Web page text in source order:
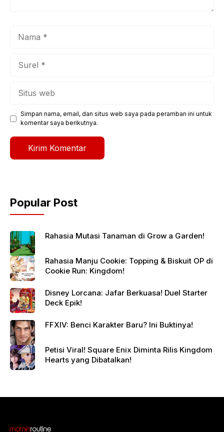
Simpan nama, email, dan situs web saya pada peramban ini untuk
komentar saya berikutnya.
Popular Post
Rahasia Mutasi Tanaman di Grow a Garden!
Rahasia Manju Cookie: Topping & Biskuit OP di
Cookie Run: Kingdom!
Disney Lorcana: Jafar Berkuasa! Duel Starter
Deck Epik!
FFXIV: Benci Karakter Baru? Ini Buktinya!
Petisi Viral! Square Enix Diminta Rilis Kingdom
Hearts yang Dibatalkan!